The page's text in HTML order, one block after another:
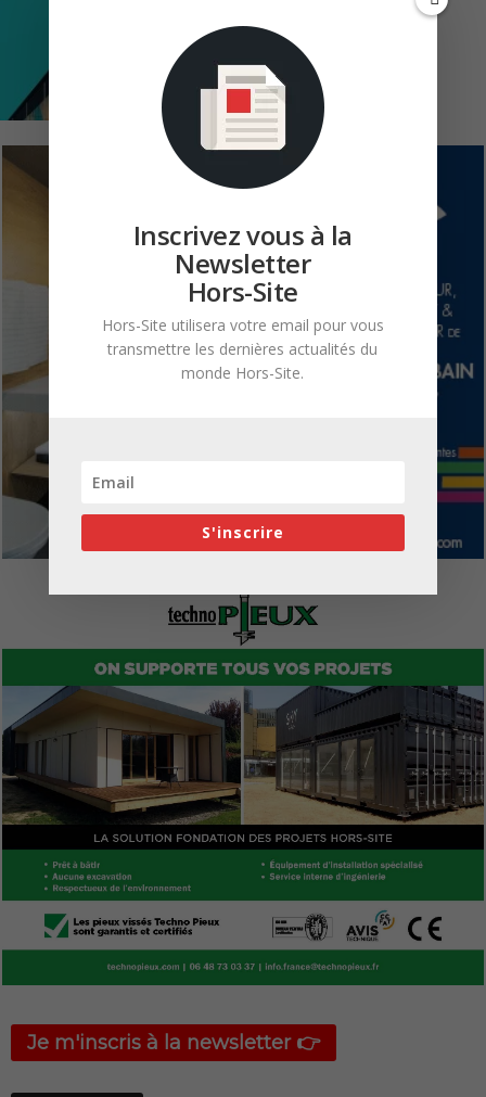
Je m'inscris à la newsletter 👉
Inscrivez vous à la
Newsletter
Hors-Site
Hors-Site utilisera votre email pour vous
transmettre les dernières actualités du
monde Hors-Site.
S'inscrire